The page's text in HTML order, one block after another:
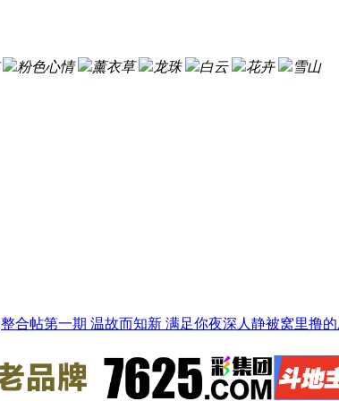
粉色心情 薰衣草 龙珠 白云 花卉
雪山
整合帖第一期 温故而知新 满足你夜深人静被窝里撸